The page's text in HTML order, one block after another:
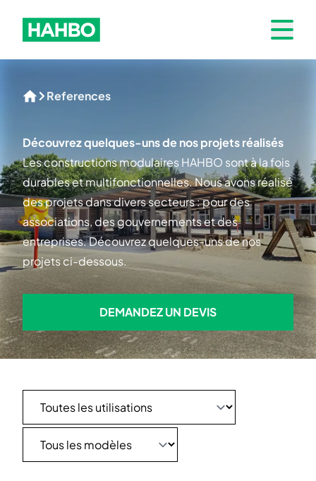
Hahbo logo
Open
References
Découvrez quelques-uns de nos projets réalisés
Les constructions modulaires HAHBO sont à la fois
durables et multifonctionnelles. Nous avons réalisé
des projets dans divers secteurs : pour des
associations, des gouvernements et des
entreprises. Découvrez quelques-uns de nos
projets ci-dessous.
DEMANDEZ UN DEVIS
DEMANDEZ UN DEVIS
Filter on: toutes les utilisations
Filter on: tous les modèles